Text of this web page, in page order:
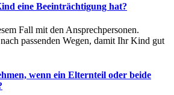
eine Beeinträchtigung hat?
Fall mit den Ansprechpersonen.
passenden Wegen, damit Ihr Kind gut
wenn ein Elternteil oder beide